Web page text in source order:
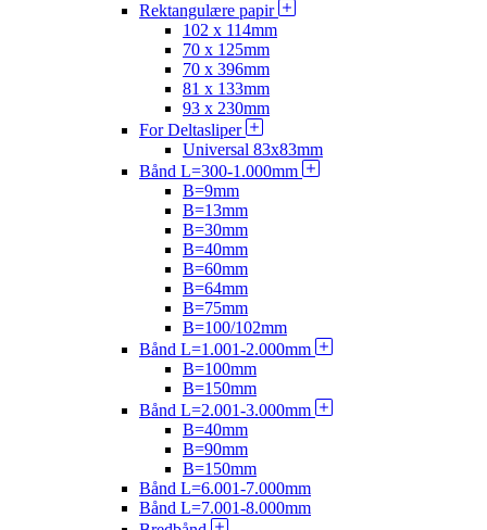
Rektangulære papir
102 x 114mm
70 x 125mm
70 x 396mm
81 x 133mm
93 x 230mm
For Deltasliper
Universal 83x83mm
Bånd L=300-1.000mm
B=9mm
B=13mm
B=30mm
B=40mm
B=60mm
B=64mm
B=75mm
B=100/102mm
Bånd L=1.001-2.000mm
B=100mm
B=150mm
Bånd L=2.001-3.000mm
B=40mm
B=90mm
B=150mm
Bånd L=6.001-7.000mm
Bånd L=7.001-8.000mm